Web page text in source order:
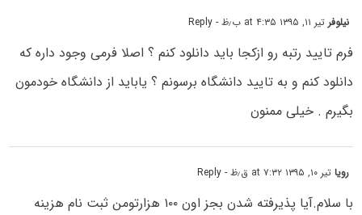
نیلوفرتیر ۱۱, ۱۳۹۵ at ۴:۳۵ ب٫ظ - Reply
فرم تایید رتبه رو ازکجا باید دانلود کنم ؟ اصلا فرمی وجود داره که
دانلود کنم و به تایید دانشگاه برسونم ؟ یاباید از دانشگاه خودمون
بگیرم . خیلی ممنون
رویاتیر ۱۰, ۱۳۹۵ at ۷:۳۲ ق٫ظ - Reply
با سلام.آیا پذیرفته شدن بجز اون ۱۰۰ هزارتومن ثبت نام هزینه